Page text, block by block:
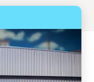
à votre écoute